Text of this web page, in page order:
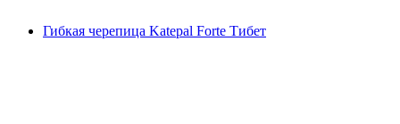
Гибкая черепица Katepal Forte Тибет